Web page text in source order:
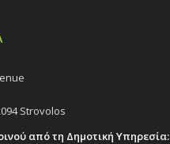
Strovolos
από τη Δημοτική Υπηρεσία: